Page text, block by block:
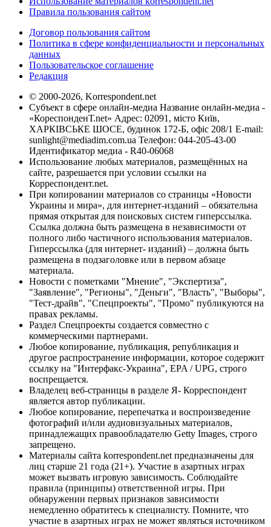
Правила пользования сайтом
Договор пользования сайтом
Политика в сфере конфиденциальности и персональных
данных
Пользовательское соглашение
Редакция
© 2000-2026, Korrespondent.net
Субъект в сфере онлайн-медиа Название онлайн-медиа -
«КореспонденТ.net» Адрес: 02091, місто Київ,
ХАРКІВСЬКЕ ШОСЕ, будинок 172-Б, офіс 208/1 E-mail:
sunlight@mediadim.com.ua Телефон: 044-205-43-00
Идентификатор медиа - R40-06068
Использование любых материалов, размещённых на
сайте, разрешается при условии ссылки на
Корреспондент.net.
При копировании материалов со страницы «Новости
Украины и мира», для интернет-изданий – обязательна
прямая открытая для поисковых систем гиперссылка.
Ссылка должна быть размещена в независимости от
полного либо частичного использования материалов.
Гиперссылка (для интернет- изданий) – должна быть
размещена в подзаголовке или в первом абзаце
материала.
Новости с пометками "Мнение", "Экспертиза",
"Заявление", "Регионы", "Деньги", "Власть", "Выборы",
"Тест-драйв", "Спецпроекты", "Промо" публикуются на
правах рекламы.
Раздел Спецпроекты создается совместно с
коммерческими партнерами.
Любое копирование, публикация, републикация и
другое распространение информации, которое содержит
ссылку на "Интерфакс-Украина", EPA / UPG, строго
воспрещается.
Владелец веб-страницы в разделе Я- Корреспондент
является автор публикации.
Любое копирование, перепечатка и воспроизведение
фотографий и/или аудиовизуальных материалов,
принадлежащих правообладателю Getty Images, строго
запрещено.
Материалы сайта korrespondent.net предназначены для
лиц старше 21 года (21+). Участие в азартных играх
может вызвать игровую зависимость. Соблюдайте
правила (принципы) ответственной игры. При
обнаружении первых признаков зависимости
немедленно обратитесь к специалисту. Помните, что
участие в азартных играх не может являться источником